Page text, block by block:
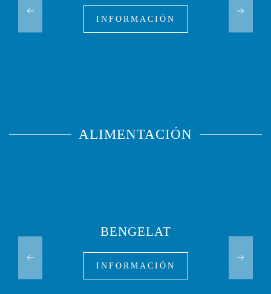
INFORMACIÓN
ALIMENTACIÓN
BENGELAT
INFORMACIÓN